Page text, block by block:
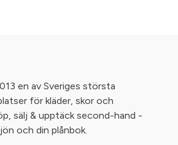
en av Sveriges största
för kläder, skor och
sälj & upptäck second-hand -
och din plånbok.